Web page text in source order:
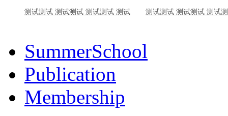
测试测试 测试测试 测试测试 测试 测试测试 测试测试 测试
SummerSchool
Publication
Membership